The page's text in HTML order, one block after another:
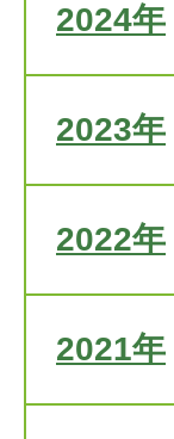
2024年
2023年
2022年
2021年